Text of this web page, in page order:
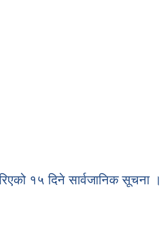
१५ दिने सार्वजानिक सूचना ।